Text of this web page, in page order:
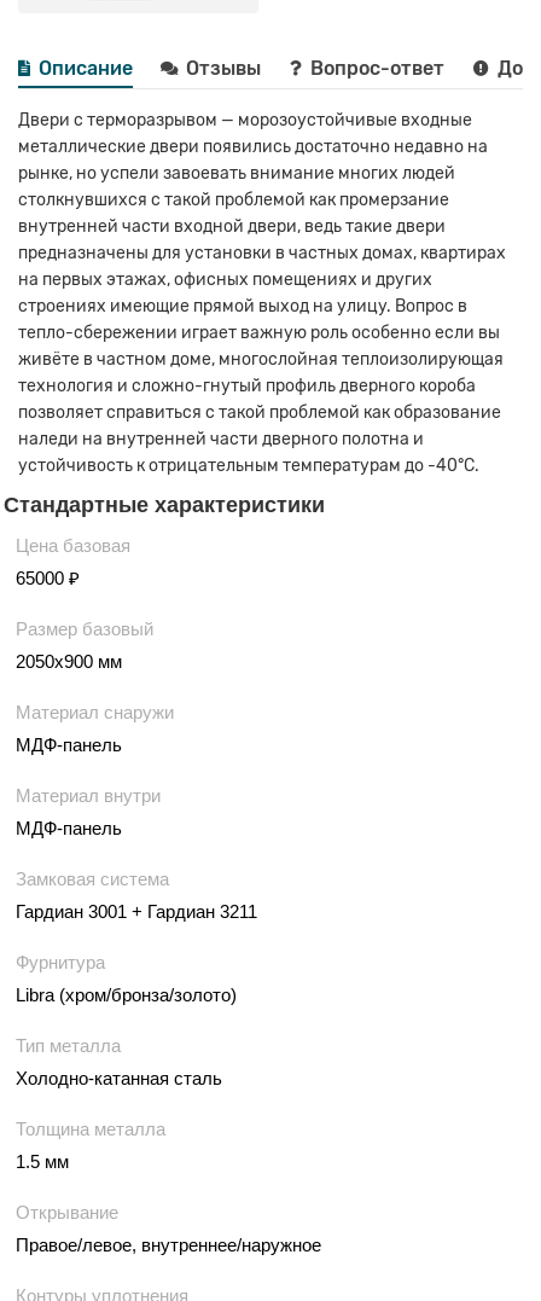
Описание Отзывы Вопрос-ответ
Двери с терморазрывом — морозоустойчивые входные
металлические двери появились достаточно недавно на
рынке, но успели завоевать внимание многих людей
столкнувшихся с такой проблемой как промерзание
внутренней части входной двери, ведь такие двери
предназначены для установки в частных домах, квартирах
на первых этажах, офисных помещениях и других
строениях имеющие прямой выход на улицу. Вопрос в
тепло-сбережении играет важную роль особенно если вы
живёте в частном доме, многослойная теплоизолирующая
технология и сложно-гнутый профиль дверного короба
позволяет справиться с такой проблемой как образование
наледи на внутренней части дверного полотна и
устойчивость к отрицательным температурам до -40°С.
Стандартные характеристики
Цена базовая
65000 ₽
Размер базовый
2050х900 мм
Материал снаружи
МДФ-панель
Материал внутри
МДФ-панель
Замковая система
Гардиан 3001 + Гардиан 3211
Фурнитура
Libra (хром/бронза/золото)
Тип металла
Холодно-катанная сталь
Толщина металла
1.5 мм
Открывание
Правое/левое, внутреннее/наружное
Контуры уплотнения